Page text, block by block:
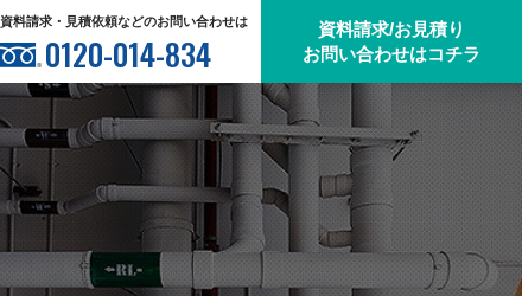
資料請求・見積依頼などのお問い合わせは
0120-014-834
資料請求/お見積り
お問い合わせはコチラ